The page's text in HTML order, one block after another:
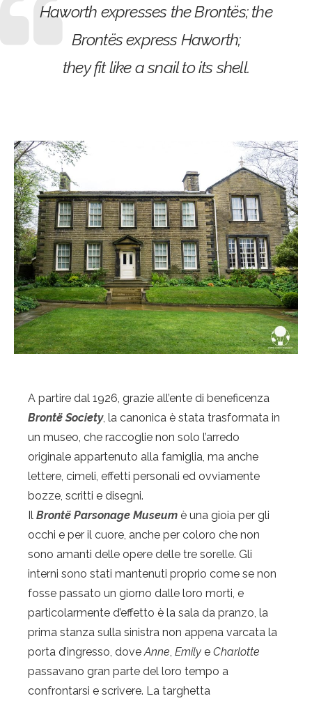
Haworth expresses the Brontës; the
Brontës express Haworth;
they fit like a snail to its shell.
A partire dal 1926, grazie all’ente di beneficenza
Brontë Society, la canonica è stata trasformata in
un museo, che raccoglie non solo l’arredo
originale appartenuto alla famiglia, ma anche
lettere, cimeli, effetti personali ed ovviamente
bozze, scritti e disegni.
Il Brontë Parsonage Museum è una gioia per gli
occhi e per il cuore, anche per coloro che non
sono amanti delle opere delle tre sorelle. Gli
interni sono stati mantenuti proprio come se non
fosse passato un giorno dalle loro morti, e
particolarmente d’effetto è la sala da pranzo, la
prima stanza sulla sinistra non appena varcata la
porta d’ingresso, doveAnne, Emily e Charlotte
passavano gran parte del loro tempo a
confrontarsi e scrivere. La targhetta